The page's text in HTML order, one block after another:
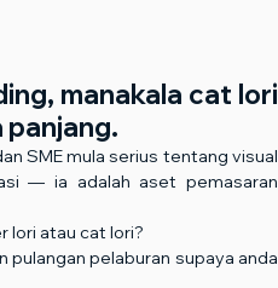
manakala cat lori
panjang.
SME mula serius tentang visual
— ia adalah aset pemasaran
lori atau cat lori?
pulangan pelaburan supaya anda